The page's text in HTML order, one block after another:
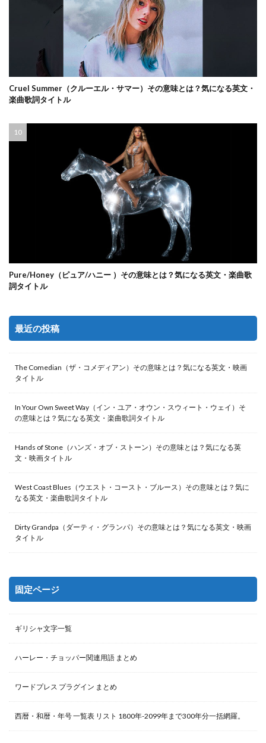
Cruel Summer（クルーエル・サマー）その意味とは？気になる英文・
楽曲歌詞タイトル
Pure/Honey（ピュア/ハニー ）その意味とは？気になる英文・楽曲歌
詞タイトル
最近の投稿
The Comedian（ザ・コメディアン）その意味とは？気になる英文・映画
タイトル
In Your Own Sweet Way（イン・ユア・オウン・スウィート・ウェイ）そ
の意味とは？気になる英文・楽曲歌詞タイトル
Hands of Stone（ハンズ・オブ・ストーン）その意味とは？気になる英
文・映画タイトル
West Coast Blues（ウエスト・コースト・ブルース）その意味とは？気に
なる英文・楽曲歌詞タイトル
Dirty Grandpa（ダーティ・グランパ）その意味とは？気になる英文・映画
タイトル
固定ページ
ギリシャ文字一覧
ハーレー・チョッパー関連用語 まとめ
ワードプレス プラグイン まとめ
西暦・和暦・年号 一覧表 リスト 1800年-2099年まで300年分一括網羅。